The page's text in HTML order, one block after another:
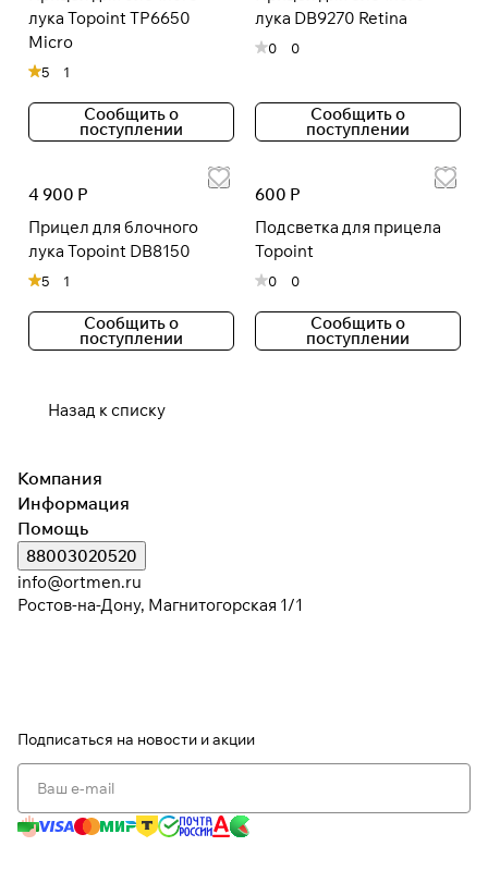
лука Topoint TP6650
Micro
5 1
Сообщить о
поступлении
лука DB9270 Retina
0 0
Сообщить о
поступлении
4 900 Р
Прицел для блочного
лука Topoint DB8150
5 1
Сообщить о
поступлении
600 Р
Подсветка для прицела
Topoint
0 0
Сообщить о
поступлении
Назад к списку
Компания
Информация
Помощь
88003020520
info@ortmen.ru
Ростов-на-Дону, Магнитогорская 1/1
Подписаться на новости и акции